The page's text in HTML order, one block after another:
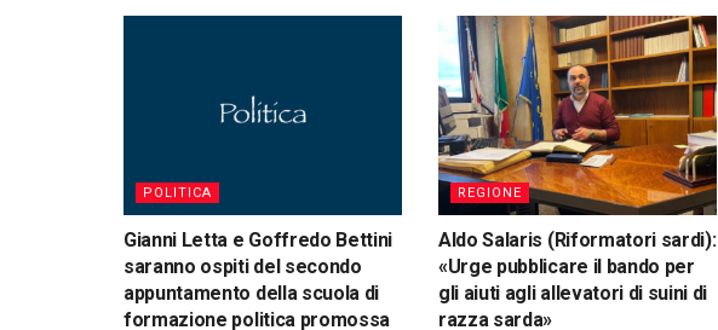
POLITICA
Gianni Letta e Goffredo Bettini
saranno ospiti del secondo
appuntamento della scuola di
formazione politica promossa
REGIONE
Aldo Salaris (Riformatori sardi):
«Urge pubblicare il bando per
gli aiuti agli allevatori di suini di
razza sarda»